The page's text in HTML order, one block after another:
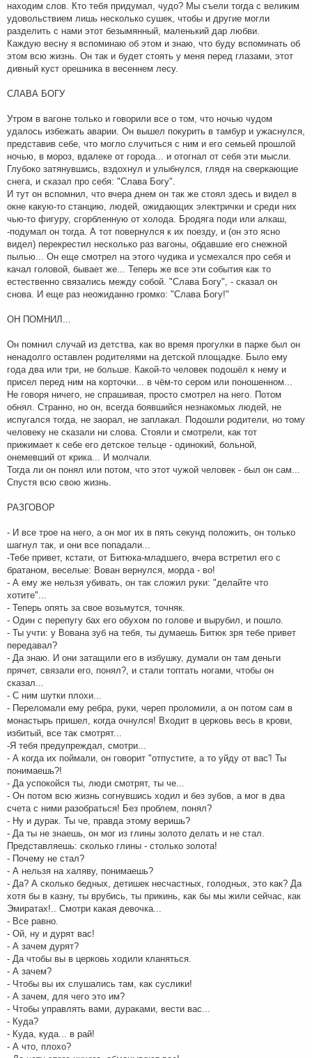
находим слов. Кто тебя придумал, чудо? Мы съели тогда с великим
удовольствием лишь несколько сушек, чтобы и другие могли
разделить с нами этот безымянный, маленький дар любви.
Каждую весну я вспоминаю об этом и знаю, что буду вспоминать об
этом всю жизнь. Он так и будет стоять у меня перед глазами, этот
дивный куст орешника в весеннем лесу.
СЛАВА БОГУ
Утром в вагоне только и говорили все о том, что ночью чудом
удалось избежать аварии. Он вышел покурить в тамбур и ужаснулся,
представив себе, что могло случиться с ним и его семьей прошлой
ночью, в мороз, вдалеке от города... и отогнал от себя эти мысли.
Глубоко затянувшись, вздохнул и улыбнулся, глядя на сверкающие
снега, и сказал про себя: "Слава Богу".
И тут он вспомнил, что вчера днем он так же стоял здесь и видел в
окне какую-то станцию, людей, ожидающих электрички и среди них
чью-то фигуру, сгорбленную от холода. Бродяга поди или алкаш,
-подумал он тогда. А тот повернулся к их поезду, и (он это ясно
видел) перекрестил несколько раз вагоны, обдавшие его снежной
пылью... Он еще смотрел на этого чудика и усмехался про себя и
качал головой, бывает же... Теперь же все эти события как то
естественно связались между собой. "Слава Богу", - сказал он
снова. И еще раз неожиданно громко: "Слава Богу!"
ОН ПОМНИЛ...
Он помнил случай из детства, как во время прогулки в парке был он
ненадолго оставлен родителями на детской площадке. Было ему
года два или три, не больше. Какой-то человек подошёл к нему и
присел перед ним на корточки... в чём-то сером или поношенном...
Не говоря ничего, не спрашивая, просто смотрел на него. Потом
обнял. Странно, но он, всегда боявшийся незнакомых людей, не
испугался тогда, не заорал, не заплакал. Подошли родители, но тому
человеку не сказали ни слова. Стояли и смотрели, как тот
прижимает к себе его детское тельце - одинокий, больной,
онемевший от крика... И молчали.
Тогда ли он понял или потом, что этот чужой человек - был он сам...
Спустя всю свою жизнь.
РАЗГОВОР
- И все трое на него, а он мог их в пять секунд положить, он только
шагнул так, и они все попадали...
-Тебе привет, кстати, от Битюка-младшего, вчера встретил его с
братаном, веселые: Вован вернулся, морда - во!
- А ему же нельзя убивать, он так сложил руки: "делайте что
хотите"...
- Теперь опять за свое возьмутся, точняк.
- Один с перепугу бах его обухом по голове и вырубил, и пошло.
- Ты учти: у Вована зуб на тебя, ты думаешь Битюк зря тебе привет
передавал?
- Да знаю. И они затащили его в избушку, думали он там деньги
прячет, связали его, понял?, и стали топтать ногами, чтобы он
сказал...
- С ним шутки плохи...
- Переломали ему ребра, руки, череп проломили, а он потом сам в
монастырь пришел, когда очнулся! Входит в церковь весь в крови,
избитый, все так смотрят...
-Я тебя предупреждал, смотри...
- А когда их поймали, он говорит "отпустите, а то уйду от вас'! Ты
понимаешь?!
- Да успокойся ты, люди смотрят, ты че...
- Он потом всю жизнь согнувшись ходил и без зубов, а мог в два
счета с ними разобраться! Без проблем, понял?
- Ну и дурак. Ты че, правда этому веришь?
- Да ты не знаешь, он мог из глины золото делать и не стал.
Представляешь: сколько глины - столько золота!
- Почему не стал?
- А нельзя на халяву, понимаешь?
- Да? А сколько бедных, детишек несчастных, голодных, это как? Да
хотя бы в казну, ты врубись, ты прикинь, как бы мы жили сейчас, как
Эмиратах!.. Смотри какая девочка...
- Все равно.
- Ой, ну и дурят вас!
- А зачем дурят?
- Да чтобы вы в церковь ходили кланяться.
- А зачем?
- Чтобы вы их слушались там, как суслики!
- А зачем, для чего это им?
- Чтобы управлять вами, дураками, вести вас...
- Куда?
- Куда, куда... в рай!
- А что, плохо?